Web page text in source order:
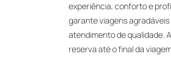
experiência, conforto e
garante viagens
atendimento de qualidade.
reserva até o final da